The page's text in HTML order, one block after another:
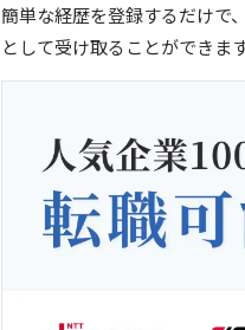
簡単な経歴を登録するだけで
として受け取ることができま